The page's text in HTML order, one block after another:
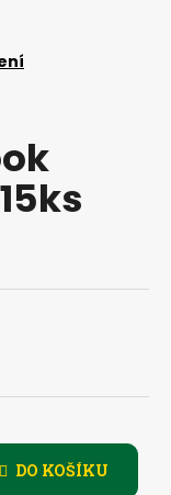
DO KOŠÍKU